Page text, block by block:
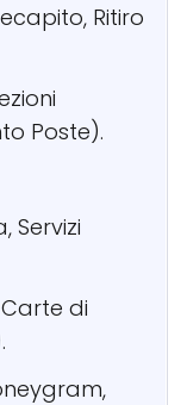
Ritiro
Poste).
Servizi
di